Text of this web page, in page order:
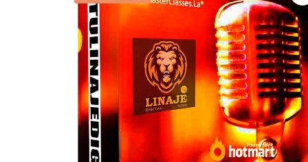
CAJA MAGICA DE CHAT
SANTIAGO COSME
2.99 +